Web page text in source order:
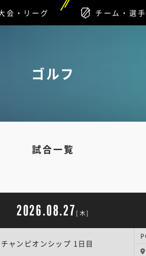
会・リーグ チーム・選手
ゴルフ
試合一覧
2026.08.27 [木]
ャンピオンシップ 1日目